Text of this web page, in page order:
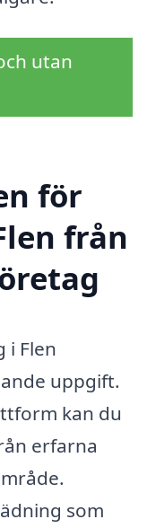
utan
för
från
i Flen
uppgift.
kan du
erfarna
som